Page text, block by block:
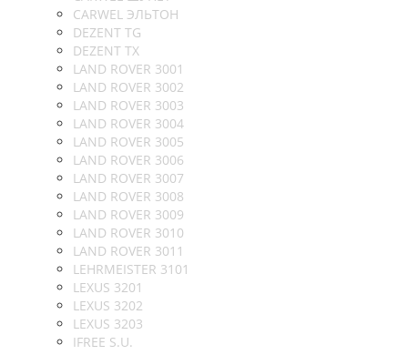
CARWEL ЭЛЬТОН
DEZENT TG
DEZENT TX
LAND ROVER 3001
LAND ROVER 3002
LAND ROVER 3003
LAND ROVER 3004
LAND ROVER 3005
LAND ROVER 3006
LAND ROVER 3007
LAND ROVER 3008
LAND ROVER 3009
LAND ROVER 3010
LAND ROVER 3011
LEHRMEISTER 3101
LEXUS 3201
LEXUS 3202
LEXUS 3203
IFREE S.U.